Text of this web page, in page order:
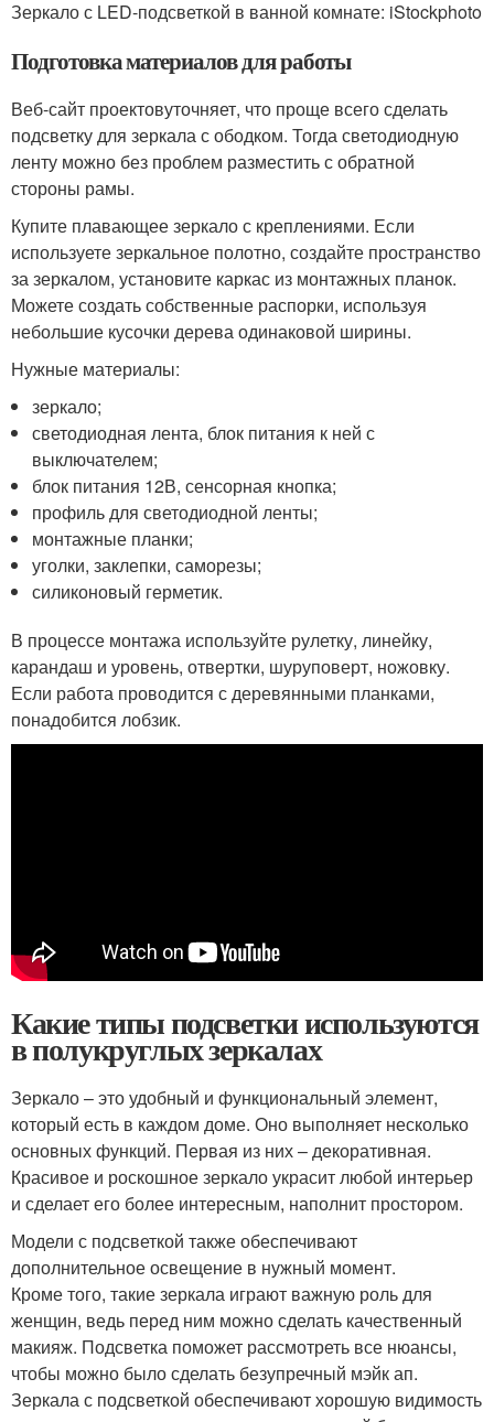
Зеркало с LED-подсветкой в ванной комнате: iStockphoto
Подготовка материалов для работы
Веб-сайт проектовуточняет, что проще всего сделать
подсветку для зеркала с ободком. Тогда светодиодную
ленту можно без проблем разместить с обратной
стороны рамы.
Купите плавающее зеркало с креплениями. Если
используете зеркальное полотно, создайте пространство
за зеркалом, установите каркас из монтажных планок.
Можете создать собственные распорки, используя
небольшие кусочки дерева одинаковой ширины.
Нужные материалы:
зеркало;
светодиодная лента, блок питания к ней с
выключателем;
блок питания 12В, сенсорная кнопка;
профиль для светодиодной ленты;
монтажные планки;
уголки, заклепки, саморезы;
силиконовый герметик.
В процессе монтажа используйте рулетку, линейку,
карандаш и уровень, отвертки, шуруповерт, ножовку.
Если работа проводится с деревянными планками,
понадобится лобзик.
Какие типы подсветки используются
в полукруглых зеркалах
Зеркало – это удобный и функциональный элемент,
который есть в каждом доме. Оно выполняет несколько
основных функций. Первая из них – декоративная.
Красивое и роскошное зеркало украсит любой интерьер
и сделает его более интересным, наполнит простором.
Модели с подсветкой также обеспечивают
дополнительное освещение в нужный момент.
Кроме того, такие зеркала играют важную роль для
женщин, ведь перед ним можно сделать качественный
макияж. Подсветка поможет рассмотреть все нюансы,
чтобы можно было сделать безупречный мэйк ап.
Зеркала с подсветкой обеспечивают хорошую видимость